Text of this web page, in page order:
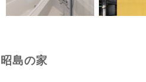
昭島の家